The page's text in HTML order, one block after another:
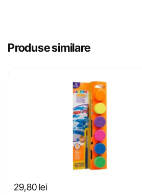
Produse similare
29,80 lei